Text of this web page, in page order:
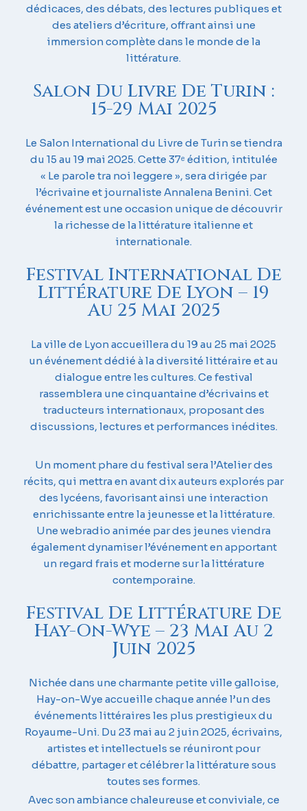
dédicaces, des débats, des lectures publiques et
des ateliers d’écriture, offrant ainsi une
immersion complète dans le monde de la
littérature.
Salon Du Livre De Turin :
15-29 Mai 2025
Le Salon International du Livre de Turin se tiendra
du 15 au 19 mai 2025.Cette 37ᵉ édition, intitulée
« Le parole tra noi leggere », sera dirigée par
l’écrivaine et journaliste Annalena Benini.Cet
événement est une occasion unique de découvrir
la richesse de la littérature italienne et
internationale.
Festival International De
Littérature De Lyon – 19
Au 25 Mai 2025
La ville de Lyon accueillera du 19 au 25 mai 2025
un événement dédié à la diversité littéraire et au
dialogue entre les cultures. Ce festival
rassemblera une cinquantaine d’écrivains et
traducteurs internationaux, proposant des
discussions, lectures et performances inédites.
Un moment phare du festival sera l’Atelier des
récits, qui mettra en avant dix auteurs explorés par
des lycéens, favorisant ainsi une interaction
enrichissante entre la jeunesse et la littérature.
Une webradio animée par des jeunes viendra
également dynamiser l’événement en apportant
un regard frais et moderne sur la littérature
contemporaine.
Festival De Littérature De
Hay-On-Wye – 23 Mai Au 2
Juin 2025
Nichée dans une charmante petite ville galloise,
Hay-on-Wye accueille chaque année l’un des
événements littéraires les plus prestigieux du
Royaume-Uni. Du 23 mai au 2 juin 2025, écrivains,
artistes et intellectuels se réuniront pour
débattre, partager et célébrer la littérature sous
toutes ses formes.
Avec son ambiance chaleureuse et conviviale, ce